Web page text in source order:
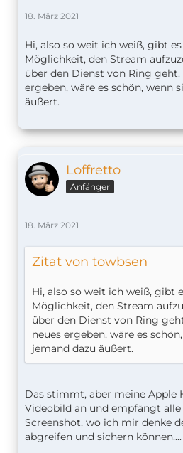
18. März 2021
Hi, also so weit ich weiß, gibt
Möglichkeit, den Stream
über den Dienst von Ring geht.
ergeben, wäre es schön, wenn
äußert.
Loffretto
Anfänger
18. März 2021
Zitat von towbsen
Hi, also so weit ich weiß, gibt
Möglichkeit, den Stream
über den Dienst von Ring
neues ergeben, wäre es
jemand dazu äußert.
Das stimmt, aber meine Apple
Videobild an und empfängt alle
Screenshot, wo ich mir denke
abgreifen und sichern können....